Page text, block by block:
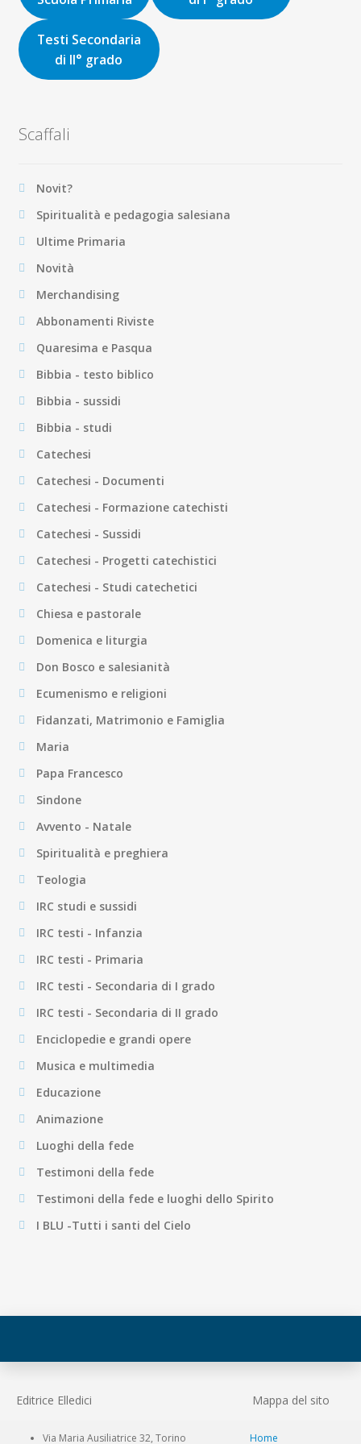
Testi Secondaria
di II° grado
Scaffali
Novit?
Spiritualità e pedagogia salesiana
Ultime Primaria
Novità
Merchandising
Abbonamenti Riviste
Quaresima e Pasqua
Bibbia - testo biblico
Bibbia - sussidi
Bibbia - studi
Catechesi
Catechesi - Documenti
Catechesi - Formazione catechisti
Catechesi - Sussidi
Catechesi - Progetti catechistici
Catechesi - Studi catechetici
Chiesa e pastorale
Domenica e liturgia
Don Bosco e salesianità
Ecumenismo e religioni
Fidanzati, Matrimonio e Famiglia
Maria
Papa Francesco
Sindone
Avvento - Natale
Spiritualità e preghiera
Teologia
IRC studi e sussidi
IRC testi - Infanzia
IRC testi - Primaria
IRC testi - Secondaria di I grado
IRC testi - Secondaria di II grado
Enciclopedie e grandi opere
Musica e multimedia
Educazione
Animazione
Luoghi della fede
Testimoni della fede
Testimoni della fede e luoghi dello Spirito
I BLU -Tutti i santi del Cielo
Editrice Elledici Mappa del sito
Via Maria Ausiliatrice 32, Torino Home